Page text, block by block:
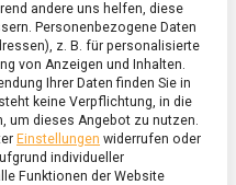
andere uns helfen, diese
Personenbezogene Daten
z. B. für personalisierte
von Anzeigen und Inhalten.
Ihrer Daten finden Sie in
keine Verpflichtung, in die
um dieses Angebot zu nutzen.
Einstellungen widerrufen oder
individueller
Funktionen der Website